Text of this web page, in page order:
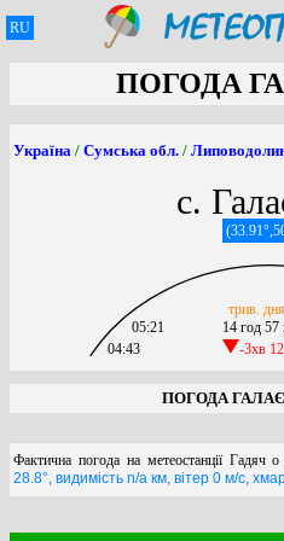
RU
ПОГОДА
Україна / Сумська обл. /
с.
04:43
05:21
14 год 57
-3хв
трив. дня
ПОГОДА
Фактична погода на метеостанції Гадяч
28.8°, видимість n/a км, вітер 0 м/с,